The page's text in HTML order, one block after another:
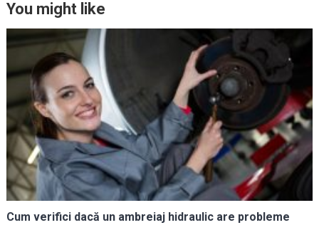
You might like
Cum verifici dacă un ambreiaj hidraulic are probleme